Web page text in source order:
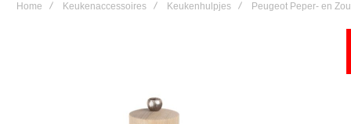
Home Keukenaccessoires Keukenhulpjes Peugeot Peper- en